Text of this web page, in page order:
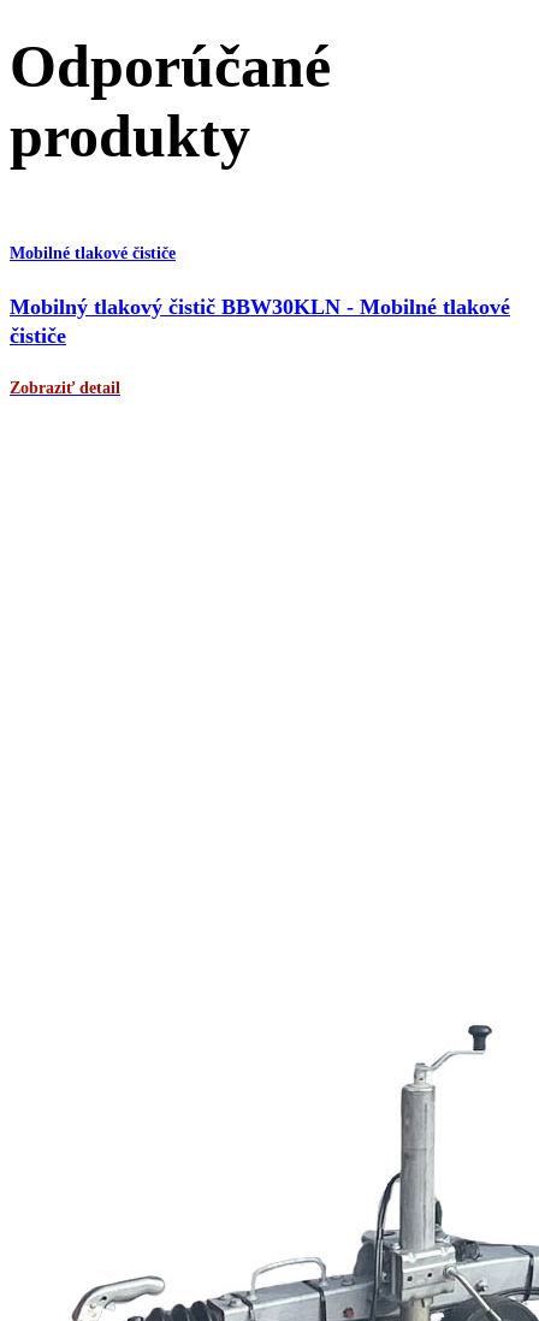
Odporúčané
produkty
Mobilné tlakové čističe
Mobilný tlakový čistič BBW30KLN - Mobilné tlakové
čističe
Zobraziť detail